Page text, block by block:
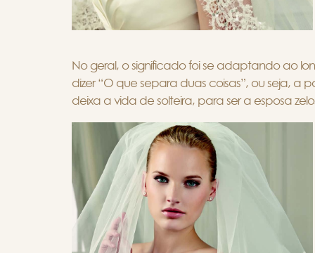
No geral, o significado foi se adaptando ao
dizer “O que separa duas coisas”, ou seja,
deixa a vida de solteira, para ser a esposa